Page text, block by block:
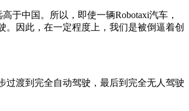
中国。所以，即使一辆Robotaxi汽车，
因此，在一定程度上，我们是被倒逼着创
渡到完全自动驾驶，最后到完全无人驾驶